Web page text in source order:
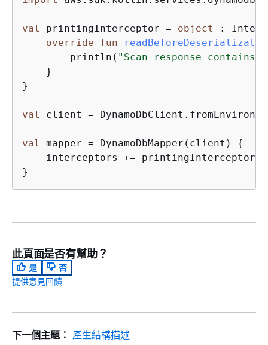
val printingInterceptor = object
:
override
fun
        println(
"Scan response contains
    }
}
val client =
val mapper = DynamoDbMapper(client) {
    interceptors += printingInterceptor
}
此頁面是否有幫助？
是
否
提供意見回饋
下一個主題： 產生結構描述